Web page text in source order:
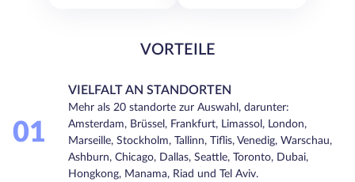
VORTEILE
01
VIELFALT AN STANDORTEN
Mehr als 20 standorte zur Auswahl, darunter:
Amsterdam, Brüssel, Frankfurt, Limassol, London,
Marseille, Stockholm, Tallinn, Tiflis, Venedig, Warschau,
Ashburn, Chicago, Dallas, Seattle, Toronto, Dubai,
Hongkong, Manama, Riad und Tel Aviv.